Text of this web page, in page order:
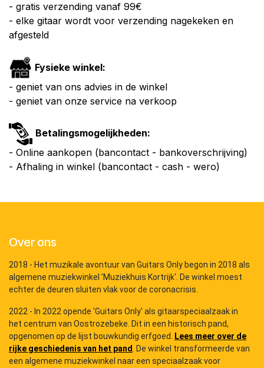
- gratis verzending vanaf 99€
- elke gitaar wordt voor verzending nagekeken en
afgesteld
Fysieke winkel:
- geniet van ons advies in de winkel
- geniet van onze service na verkoop
Betalingsmogelijkheden:
- Online aankopen (bancontact - bankoverschrijving)
- Afhaling in winkel (bancontact - cash - wero)
Over ons
2018 - Het muzikale avontuur van Guitars Only begon in 2018 als
algemene muziekwinkel 'Muziekhuis Kortrijk'. De winkel moest
echter de deuren sluiten vlak voor de coronacrisis.
2022 - In 2022 opende 'Guitars Only' als gitaarspeciaalzaak in
het centrum van Oostrozebeke. Dit in een historisch pand,
opgenomen op de lijst bouwkundig erfgoed. Lees meer over de
rijke geschiedenis van het pand. De winkel transformeerde van
een algemene muziekwinkel naar een speciaalzaak voor